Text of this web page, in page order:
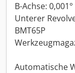
B-Achse: 0,001°
Unterer
BMT65P
Automatische